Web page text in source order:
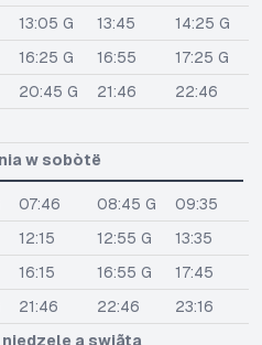
13:05 G 13:45
14:25 G
16:25 G 16:55
17:25 G
20:45 G 21:46
22:46
w sobòtë
07:46 08:45 G
09:35
12:15 12:55 G
13:35
16:15 16:55 G
17:45
21:46 22:46
23:16
a swiãta